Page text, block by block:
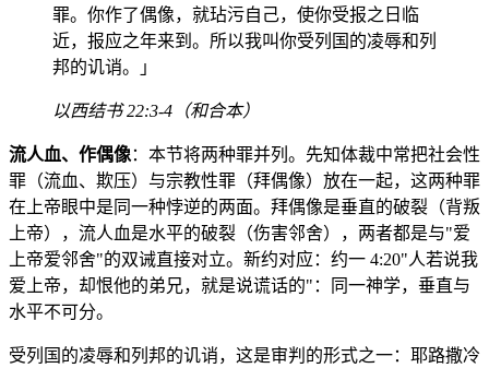
罪。你作了偶像，就玷污自己，使你受报之日临
近，报应之年来到。所以我叫你受列国的凌辱和列
邦的讥诮。」
以西结书 22:3-4（和合本）
流人血、作偶像：本节将两种罪并列。先知体裁中常把社会性
罪（流血、欺压）与宗教性罪（拜偶像）放在一起，这两种罪
在上帝眼中是同一种悖逆的两面。拜偶像是垂直的破裂（背叛
上帝），流人血是水平的破裂（伤害邻舍），两者都是与"爱
上帝爱邻舍"的双诫直接对立。新约对应：约一 4:20"人若说我
爱上帝，却恨他的弟兄，就是说谎话的"：同一神学，垂直与
水平不可分。
受列国的凌辱和列邦的讥诮，这是审判的形式之一：耶路撒冷